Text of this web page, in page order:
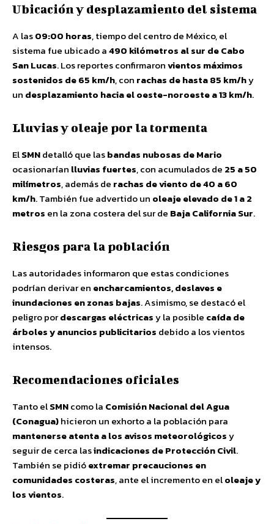
Ubicación y desplazamiento del sistema
A las09:00 horas, tiempo del centro de México, el
sistema fue ubicado a490 kilómetros al sur de Cabo
San Lucas. Los reportes confirmaronvientos máximos
sostenidos de 65 km/h, con rachas de hasta 85 km/hy
un desplazamiento hacia el oeste-noroeste a 13 km/h.
Lluvias y oleaje por la tormenta
ElSMNdetalló que lasbandas nubosas de Mario
ocasionarían lluvias fuertes, con acumulados de 25 a 50
milímetros, además de rachas de viento de 40 a 60
km/h. También fue advertido un oleaje elevado de 1 a 2
metros en la zona costera del sur de Baja California Sur.
Riesgos para la población
Las autoridades informaron que estas condiciones
podrían derivar en encharcamientos, deslaves e
inundaciones en zonas bajas. Asimismo, se destacó el
peligro pordescargas eléctricasy la posible caída de
árboles y anuncios publicitarios debido a los vientos
intensos.
Recomendaciones oficiales
Tanto elSMNcomo la Comisión Nacional del Agua
(Conagua)hicieron un exhorto a la población para
mantenerse atenta a los avisos meteorológicosy
seguir de cerca lasindicaciones de Protección Civil.
También se pidióextremar precauciones en
comunidades costeras, ante el incremento en eloleaje y
los vientos.